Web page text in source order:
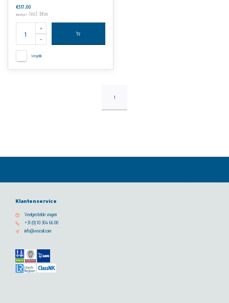
€517,00
€625,57 Incl. btw
Vergelijk
1
Klantenservice
Veelgestelde vragen
+31 (0) 10 304 66 00
info@vescoil.com